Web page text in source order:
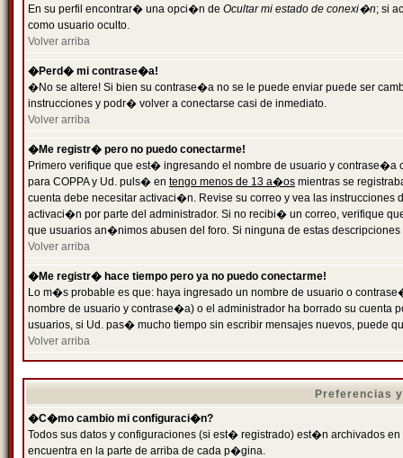
En su perfil encontrar� una opci�n de Ocultar mi estado de conexi�n; si
como usuario oculto.
Volver arriba
�Perd� mi contrase�a!
�No se altere! Si bien su contrase�a no se le puede enviar puede ser
instrucciones y podr� volver a conectarse casi de inmediato.
Volver arriba
�Me registr� pero no puedo conectarme!
Primero verifique que est� ingresando el nombre de usuario y
para COPPA y Ud. puls� en tengo menos de 13 a�os mientras se
cuenta debe necesitar activaci�n. Revise su correo y vea las
activaci�n por parte del administrador. Si no recibi� un correo, verifique
que usuarios an�nimos abusen del foro. Si ninguna de estas
Volver arriba
�Me registr� hace tiempo pero ya no puedo conectarme!
Lo m�s probable es que: haya ingresado un nombre de usuario o
nombre de usuario y contrase�a) o el administrador ha borrado su
usuarios, si Ud. pas� mucho tiempo sin escribir mensajes nuevos, puede
Volver arriba
Preferencias
�C�mo cambio mi configuraci�n?
Todos sus datos y configuraciones (si est� registrado) est�n archivados
encuentra en la parte de arriba de cada p�gina.